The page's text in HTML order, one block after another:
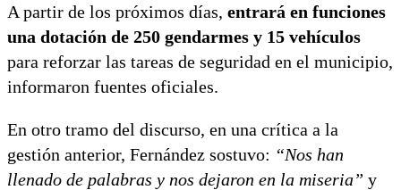
A partir de los próximos días, entrará en funciones
una dotación de 250 gendarmes y 15 vehículos
para reforzar las tareas de seguridad en el municipio,
informaron fuentes oficiales.
En otro tramo del discurso, en una crítica a la
gestión anterior, Fernández sostuvo: “Nos han
llenado de palabras y nos dejaron en la miseria” y